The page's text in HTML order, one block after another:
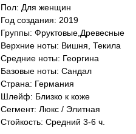
Пол: Для женщин
Год создания: 2019
Группы: Фруктовые,Древесные
Верхние ноты: Вишня, Текила
Средние ноты: Георгина
Базовые ноты: Сандал
Страна: Германия
Шлейф: Близко к коже
Сегмент: Люкс / Элитная
Стойкость: Средний 3-6 ч.